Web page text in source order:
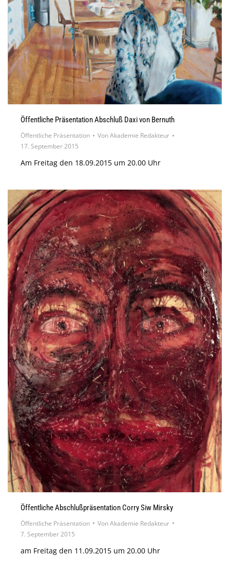
Öffentliche Präsentation Abschluß Daxi von Bernuth
Öffentliche Präsentation VonAkademie Redakteur
17. September 2015
Am Freitag den 18.09.2015 um 20.00 Uhr
Öffentliche Abschlußpräsentation Corry Siw Mirsky
Öffentliche Präsentation VonAkademie Redakteur
7. September 2015
am Freitag den 11.09.2015 um 20.00 Uhr